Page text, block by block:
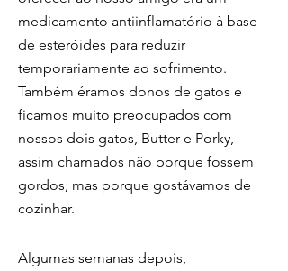
medicamento antiinflamatório à base
de esteróides para reduzir
temporariamente ao sofrimento.
Também éramos donos de gatos e
ficamos muito preocupados com
nossos dois gatos, Butter e Porky,
assim chamados não porque fossem
gordos, mas porque gostávamos de
cozinhar.
Algumas semanas depois,